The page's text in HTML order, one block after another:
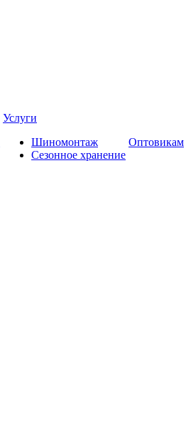
Услуги
Шиномонтаж
Сезонное хранение
Оптовикам